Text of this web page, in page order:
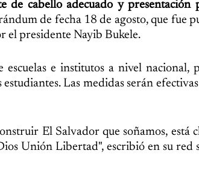
cabello adecuado y presentación
de fecha 18 de agosto, que fue
el presidente Nayib Bukele.
e institutos a nivel nacional,
Las medidas serán
El Salvador que soñamos, está
Unión Libertad", escribió en su red